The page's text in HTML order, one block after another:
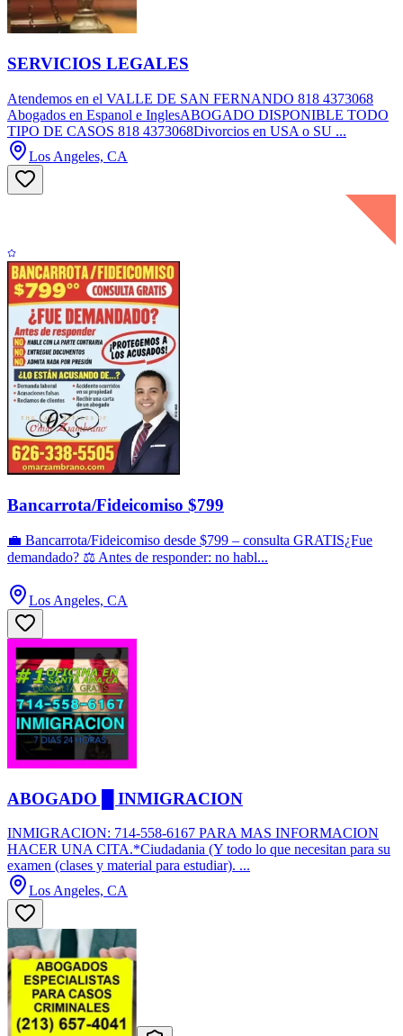
SERVICIOS LEGALES
Atendemos en el VALLE DE SAN FERNANDO 818 4373068
Abogados en Espanol e InglesABOGADO DISPONIBLE TODO
TIPO DE CASOS 818 4373068Divorcios en USA o SU ...
Los Angeles, CA
Bancarrota/Fideicomiso $799
💼 Bancarrota/Fideicomiso desde $799 – consulta GRATIS¿Fue
demandado? ⚖️ Antes de responder: no habl...
Los Angeles, CA
ABOGADO █ INMIGRACION
INMIGRACION: 714-558-6167 PARA MAS INFORMACION
HACER UNA CITA.*Ciudadania (Y todo lo que necesitan para su
examen (clases y material para estudiar). ...
Los Angeles, CA